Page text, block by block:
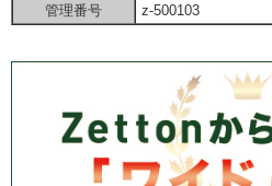
管理番号
z-500103